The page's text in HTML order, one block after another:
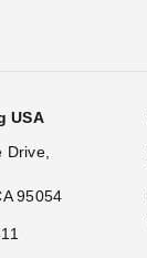
USA
Drive,
95054